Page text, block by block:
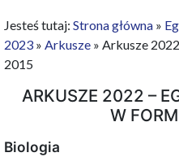
Jesteś tutaj: Strona główna »
2023 » Arkusze » Arkusze
2015
ARKUSZE 2022 –
W
Biologia